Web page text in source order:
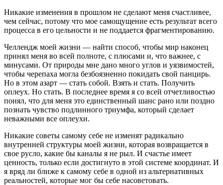
Никакие изменения в прошлом не сделают меня счастливее,
чем сейчас, потому что мое самощущение есть результат всего
процесса в его цельности и не поддается фрагментированию.
Челлендж моей жизни — найти способ, чтобы мир наконец
принял меня во всей полноте, с плюсами и, что важнее, с
минусами. От природы мне дано много углов и уязвимостей,
чтобы черепаха могла безбоязненно покидать свой панцирь.
Но в этом азарт — стать собой. Взять и стать. Получить
оплеух. Но стать. В последнее время я со всей отчетливостью
понял, что для меня это единственный шанс рано или поздно
познать чувство подлинного триумфа, который сделает
неважными все оплеухи.
Никакие советы самому себе не изменят радикально
внутренней структуры моей жизни, которая возвращается в
свое русло, какие бы каналы я не рыл. И счастье имеет
ценность, только если достигнуто в этой системе координат. И
я вряд ли ближе к самому себе в одной из альтернативных
реальностей, которые мог бы себе насоветовать.